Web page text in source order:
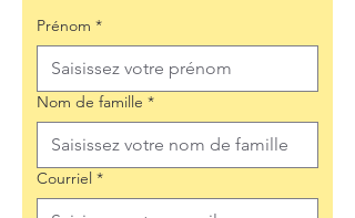
Prénom *
Nom de famille *
Courriel *